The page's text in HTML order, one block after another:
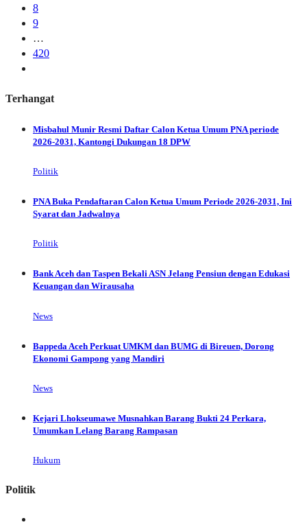
8
9
…
420
Terhangat
Misbahul Munir Resmi Daftar Calon Ketua Umum PNA periode
2026-2031, Kantongi Dukungan 18 DPW
Politik
PNA Buka Pendaftaran Calon Ketua Umum Periode 2026-2031, Ini
Syarat dan Jadwalnya
Politik
Bank Aceh dan Taspen Bekali ASN Jelang Pensiun dengan Edukasi
Keuangan dan Wirausaha
News
Bappeda Aceh Perkuat UMKM dan BUMG di Bireuen, Dorong
Ekonomi Gampong yang Mandiri
News
Kejari Lhokseumawe Musnahkan Barang Bukti 24 Perkara,
Umumkan Lelang Barang Rampasan
Hukum
Politik